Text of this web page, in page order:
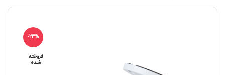
-23%
فروخته
شده